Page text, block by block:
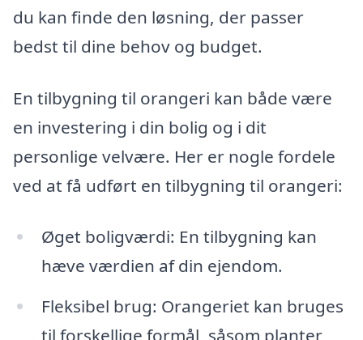
du kan finde den løsning, der passer
bedst til dine behov og budget.
En tilbygning til orangeri kan både være
en investering i din bolig og i dit
personlige velvære. Her er nogle fordele
ved at få udført en tilbygning til orangeri:
Øget boligværdi: En tilbygning kan
hæve værdien af din ejendom.
Fleksibel brug: Orangeriet kan bruges
til forskellige formål, såsom planter,